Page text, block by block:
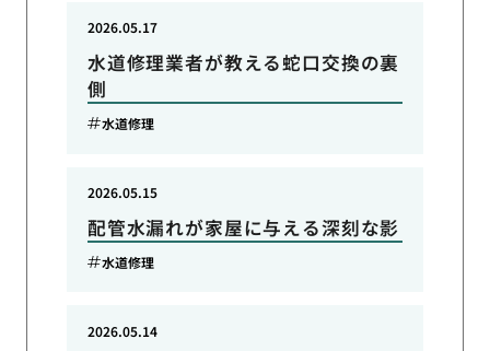
水道修理業者が教える蛇口交換の裏
側
2026.05.17
水道修理
配管水漏れが家屋に与える深刻な影
2026.05.15
水道修理
2026.05.14